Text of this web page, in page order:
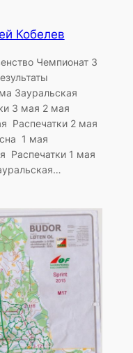
Кобелев
Чемпионат 3
Зауральская
3 мая 2 мая
Распечатки 2 мая
1 мая
Распечатки 1 мая